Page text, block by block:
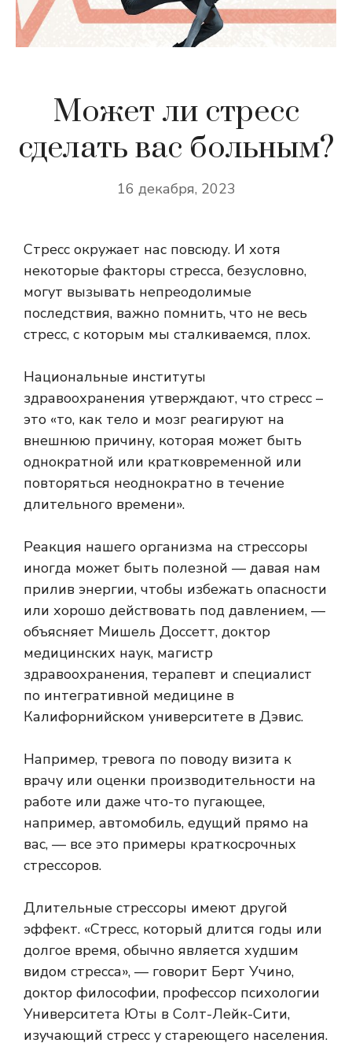
Может ли стресс
сделать вас больным?
16 декабря, 2023
Стресс окружает нас повсюду. И хотя
некоторые факторы стресса, безусловно,
могут вызывать непреодолимые
последствия, важно помнить, что не весь
стресс, с которым мы сталкиваемся, плох.
Национальные институты
здравоохранения утверждают, что стресс –
это «то, как тело и мозг реагируют на
внешнюю причину, которая может быть
однократной или кратковременной или
повторяться неоднократно в течение
длительного времени».
Реакция нашего организма на стрессоры
иногда может быть полезной — давая нам
прилив энергии, чтобы избежать опасности
или хорошо действовать под давлением, —
объясняет Мишель Доссетт, доктор
медицинских наук, магистр
здравоохранения, терапевт и специалист
по интегративной медицине в
Калифорнийском университете в Дэвис.
Например, тревога по поводу визита к
врачу или оценки производительности на
работе или даже что-то пугающее,
например, автомобиль, едущий прямо на
вас, — все это примеры краткосрочных
стрессоров.
Длительные стрессоры имеют другой
эффект. «Стресс, который длится годы или
долгое время, обычно является худшим
видом стресса», — говорит Берт Учино,
доктор философии, профессор психологии
Университета Юты в Солт-Лейк-Сити,
изучающий стресс у стареющего населения.